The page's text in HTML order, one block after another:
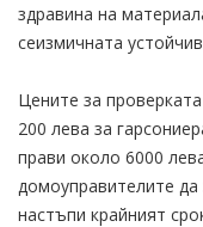
здравина на
сеизмичната
Цените за
200 лева за
прави около 6000
домоуправителите
настъпи крайният